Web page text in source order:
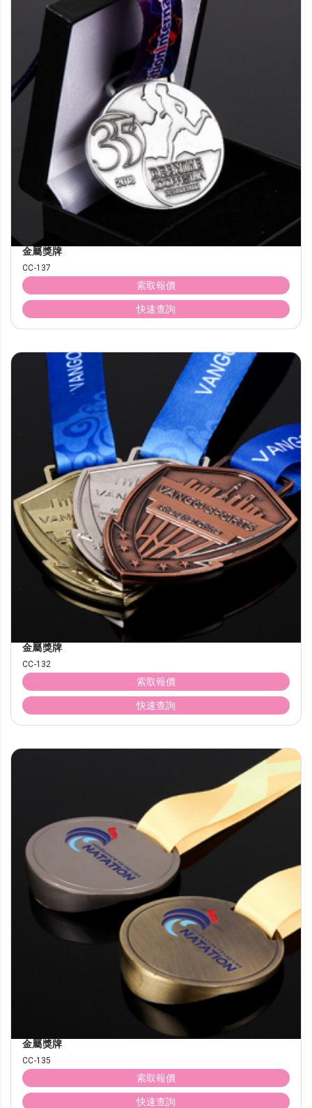
金屬獎牌
CC-137
索取報價
快速查詢
金屬獎牌
CC-132
索取報價
快速查詢
金屬獎牌
CC-135
索取報價
快速查詢